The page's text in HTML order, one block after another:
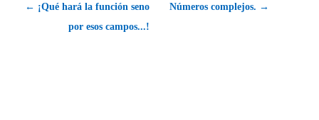
← ¡Qué hará la función seno
por esos campos...!
Números complejos. →